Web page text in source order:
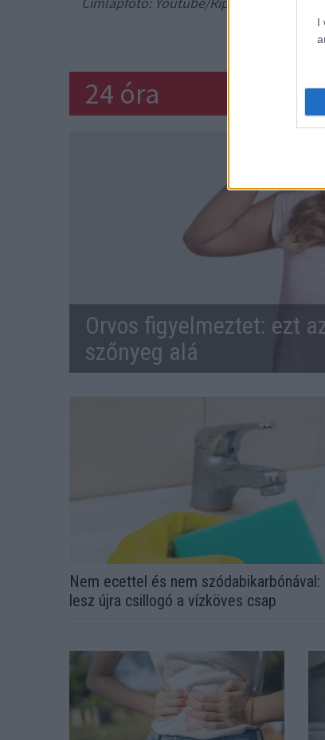
I
24 óra
Orvos figyelmeztet: ezt
szőnyeg alá
Nem ecettel és nem szódabikarbónával:
lesz újra csillogó a vízköves csap